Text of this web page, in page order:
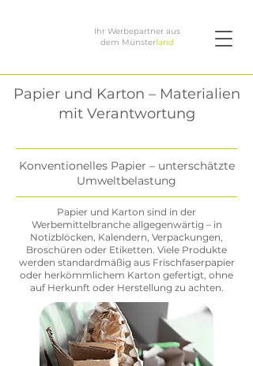
Ihr Werbepartner aus
dem Münsterland
Papier und Karton – Materialien
mit Verantwortung
Konventionelles Papier – unterschätzte
Umweltbelastung
Papier und Karton sind in der
Werbemittelbranche allgegenwärtig – in
Notizblöcken, Kalendern, Verpackungen,
Broschüren oder Etiketten. Viele Produkte
werden standardmäßig aus Frischfaserpapier
oder herkömmlichem Karton gefertigt, ohne
auf Herkunft oder Herstellung zu achten.